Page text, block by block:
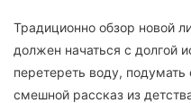
Традиционно обзор новой
должен начаться с долгой
перетереть воду,
смешной рассказ из